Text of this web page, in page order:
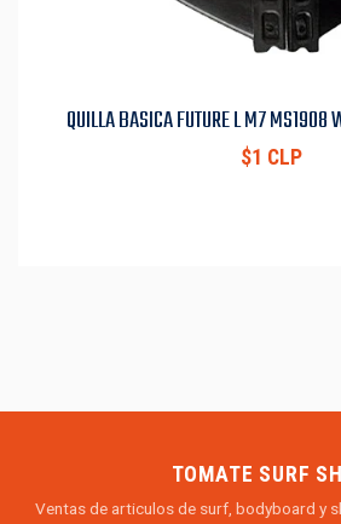
QUILLA BASICA FUTURE L M7 MS1908
$1 CLP
TOMATE SURF
Ventas de articulos de surf, bodyboard y